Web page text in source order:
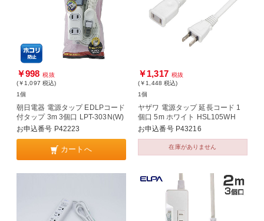
￥998 税抜
(￥1,097 税込)
1個
朝日電器 電源タップ EDLPコード
付タップ 3m 3個口 LPT-303N(W)
お申込番号 P42223
カートへ
￥1,317 税抜
(￥1,448 税込)
1個
ヤザワ 電源タップ 延長コード 1
個口 5m ホワイト HSL105WH
お申込番号 P43216
在庫がありません